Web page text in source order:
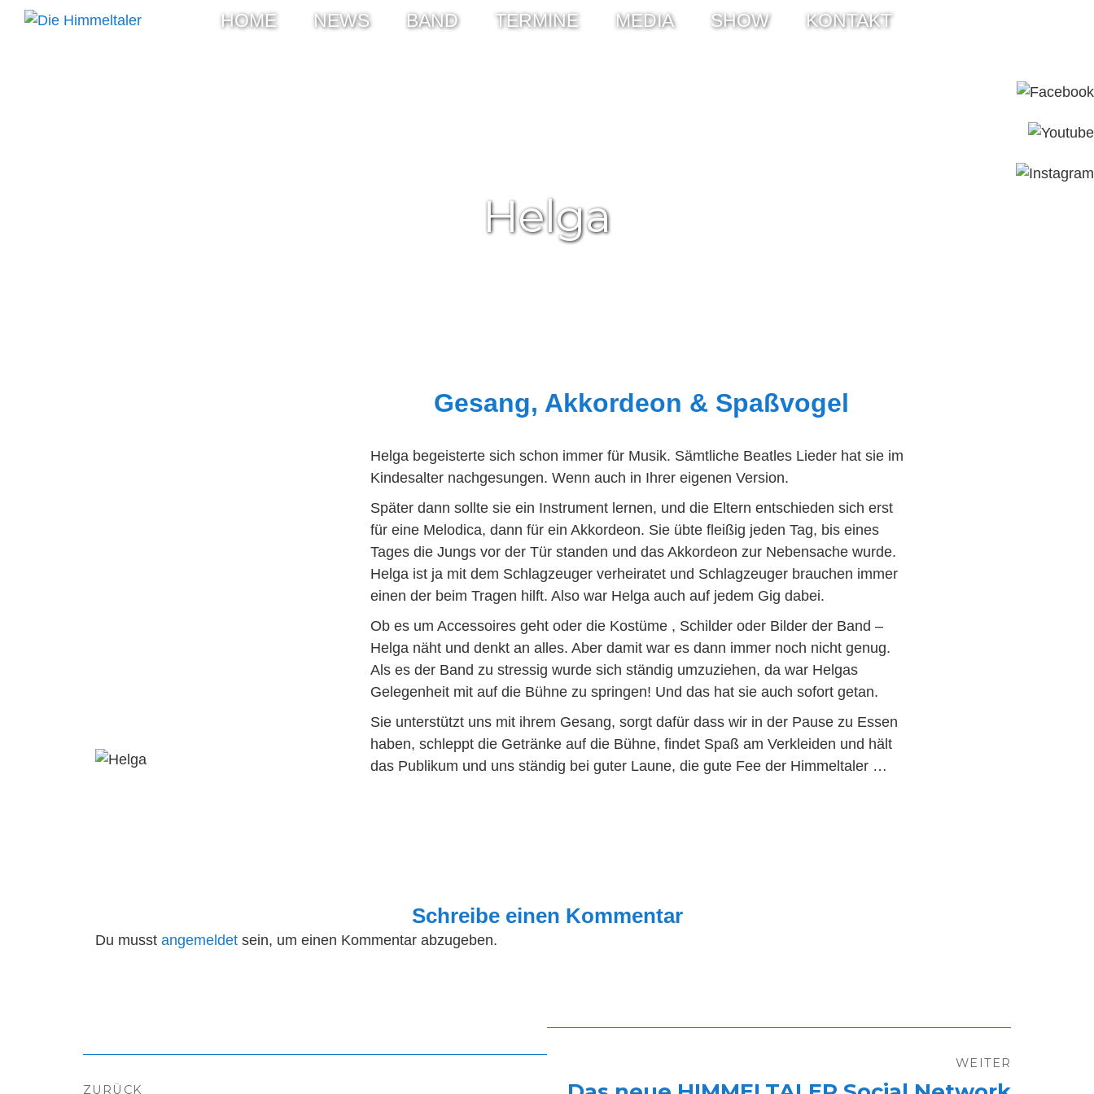
HOME NEWS BAND TERMINE MEDIA SHOW KONTAKT
Helga
Gesang, Akkordeon & Spaßvogel
Helga begeisterte sich schon immer für Musik. Sämtliche Beatles Lieder hat sie im
Kindesalter nachgesungen. Wenn auch in Ihrer eigenen Version.
Später dann sollte sie ein Instrument lernen, und die Eltern entschieden sich erst
für eine Melodica, dann für ein Akkordeon. Sie übte fleißig jeden Tag, bis eines
Tages die Jungs vor der Tür standen und das Akkordeon zur Nebensache wurde.
Helga ist ja mit dem Schlagzeuger verheiratet und Schlagzeuger brauchen immer
einen der beim Tragen hilft. Also war Helga auch auf jedem Gig dabei.
Ob es um Accessoires geht oder die Kostüme , Schilder oder Bilder der Band –
Helga näht und denkt an alles. Aber damit war es dann immer noch nicht genug.
Als es der Band zu stressig wurde sich ständig umzuziehen, da war Helgas
Gelegenheit mit auf die Bühne zu springen! Und das hat sie auch sofort getan.
Sie unterstützt uns mit ihrem Gesang, sorgt dafür dass wir in der Pause zu Essen
haben, schleppt die Getränke auf die Bühne, findet Spaß am Verkleiden und hält
das Publikum und uns ständig bei guter Laune, die gute Fee der Himmeltaler …
Schreibe einen Kommentar
Du musst angemeldet sein, um einen Kommentar abzugeben.
ZURÜCK
WEITER
Nächster